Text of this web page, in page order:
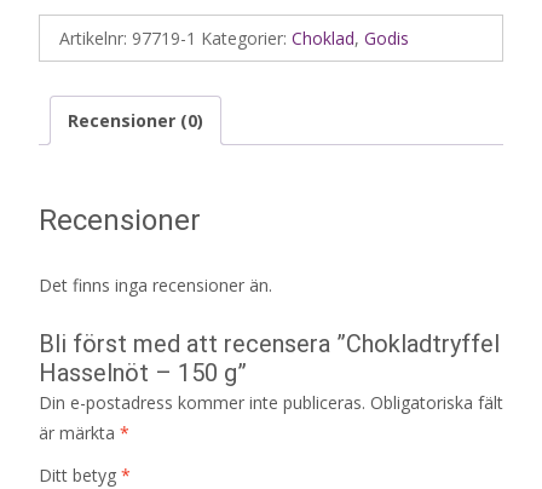
Artikelnr: 97719-1 Kategorier: Choklad, Godis
Recensioner (0)
Recensioner
Det finns inga recensioner än.
Bli först med att recensera ”Chokladtryffel
Hasselnöt – 150 g”
Din e-postadress kommer inte publiceras. Obligatoriska fält
är märkta *
Ditt betyg *